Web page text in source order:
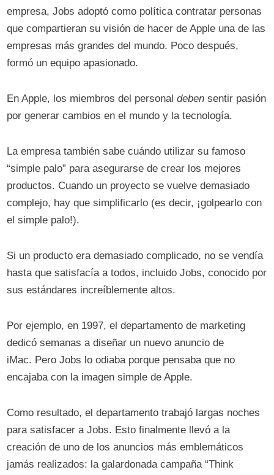
empresa, Jobs adoptó como política contratar personas
que compartieran su visión de hacer de Apple una de las
empresas más grandes del mundo. Poco después,
formó un equipo apasionado.
En Apple, los miembros del personaldeben sentir pasión
por generar cambios en el mundo y la tecnología.
La empresa también sabe cuándo utilizar su famoso
“simple palo” para asegurarse de crear los mejores
productos. Cuando un proyecto se vuelve demasiado
complejo, hay que simplificarlo (es decir, ¡golpearlo con
el simple palo!).
Si un producto era demasiado complicado, no se vendía
hasta que satisfacía a todos, incluido Jobs, conocido por
sus estándares increíblemente altos.
Por ejemplo, en 1997, el departamento de marketing
dedicó semanas a diseñar un nuevo anuncio de
iMac. Pero Jobs lo odiaba porque pensaba que no
encajaba con la imagen simple de Apple.
Como resultado, el departamento trabajó largas noches
para satisfacer a Jobs. Esto finalmente llevó a la
creación de uno de los anuncios más emblemáticos
jamás realizados: la galardonada campaña “Think